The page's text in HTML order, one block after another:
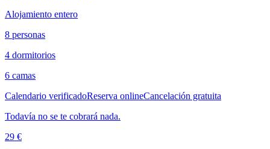
Alojamiento entero
8 personas
4 dormitorios
6 camas
Calendario verificadoReserva onlineCancelación gratuita
Todavía no se te cobrará nada.
29 €